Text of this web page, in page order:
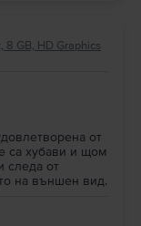
8 GB, HD Graphics
от
са хубави и щом
следа от
на външен вид.